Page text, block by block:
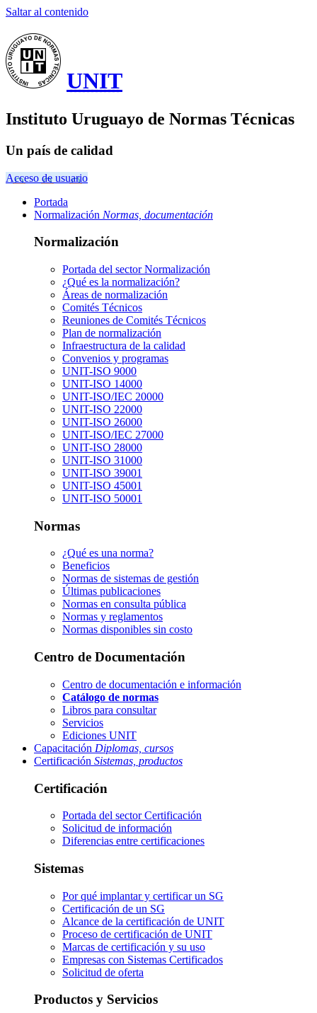
Saltar al contenido
UNIT
Instituto Uruguayo de Normas Técnicas
Un país de calidad
Acceso de usuario
Portada
Normalización Normas, documentación
Normalización
Portada del sectorNormalización
¿Qué es la normalización?
Áreas de normalización
Comités Técnicos
Reuniones de Comités Técnicos
Plan de normalización
Infraestructura de la calidad
Convenios y programas
UNIT-ISO 9000
UNIT-ISO 14000
UNIT-ISO/IEC 20000
UNIT-ISO 22000
UNIT-ISO 26000
UNIT-ISO/IEC 27000
UNIT-ISO 28000
UNIT-ISO 31000
UNIT-ISO 39001
UNIT-ISO 45001
UNIT-ISO 50001
Normas
¿Qué es una norma?
Beneficios
Normas de sistemas de gestión
Últimas publicaciones
Normas en consulta pública
Normas y reglamentos
Normas disponibles sin costo
Centro de Documentación
Centro de documentación e información
Catálogo de normas
Libros para consultar
Servicios
Ediciones UNIT
Capacitación Diplomas, cursos
Certificación Sistemas, productos
Certificación
Portada del sectorCertificación
Solicitud de información
Diferencias entre certificaciones
Sistemas
Por qué implantar y certificar un SG
Certificación de un SG
Alcance de la certificación de UNIT
Proceso de certificación de UNIT
Marcas de certificación y su uso
Empresas con Sistemas Certificados
Solicitud de oferta
Productos y Servicios